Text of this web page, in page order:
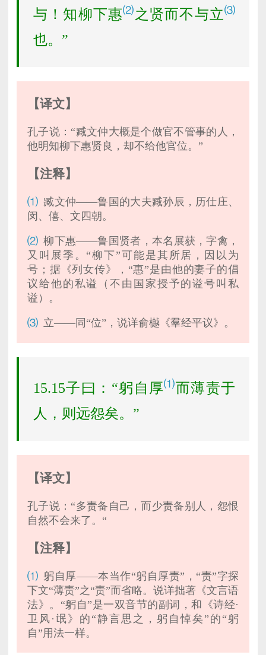
与！知柳下惠⑵ 之贤而不与立⑶
也。”
【译文】
孔子说：“臧文仲大概是个做官不管事的人，
他明知柳下惠贤良，却不给他官位。”
【注释】
⑴ 臧文仲——鲁国的大夫臧孙辰，历仕庄、
闵、僖、文四朝。
⑵ 柳下惠——鲁国贤者，本名展获，字禽，
又叫展季。“柳下”可能是其所居，因以为
号；据《列女传》，“惠”是由他的妻子的倡
议给他的私谥（不由国家授予的谥号叫私
谥）。
⑶ 立——同“位”，说详俞樾《羣经平议》。
15.15子曰：“躬自厚⑴而薄责于
人，则远怨矣。”
【译文】
孔子说：“多责备自己，而少责备别人，怨恨
自然不会来了。“
【注释】
⑴ 躬自厚——本当作“躬自厚责”，“责”字探
下文“薄责”之“责”而省略。说详拙著《文言语
法》。“躬自”是一双音节的副词，和《诗经·
卫风·氓》的“静言思之，躬自悼矣”的“躬
自”用法一样。